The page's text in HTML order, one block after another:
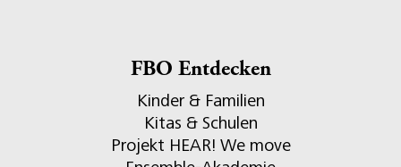
FBO Entdecken
Kinder & Familien
Kitas & Schulen
Projekt HEAR! We move